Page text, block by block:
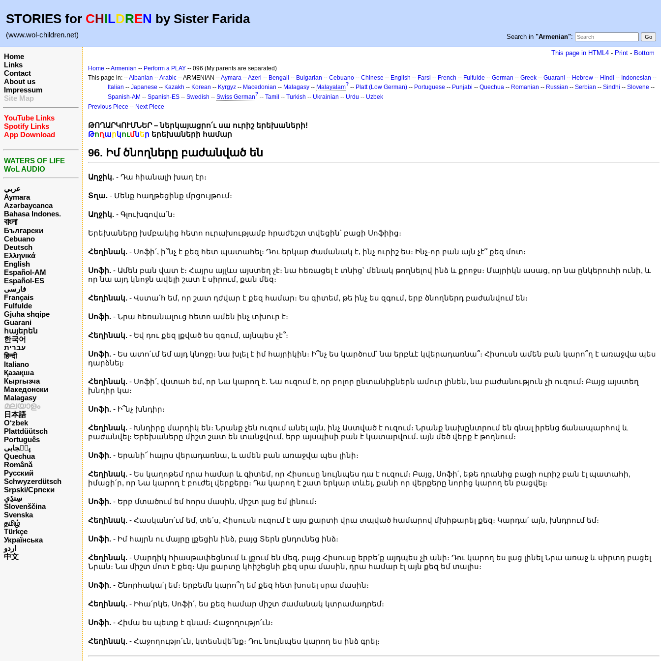
STORIES for CHILDREN by Sister Farida
(www.wol-children.net) Search in "Armenian":
Home
Links
Contact
About us
Impressum
Site Map
YouTube Links
Spotify Links
App Download
WATERS OF LIFE
WoL AUDIO
عربي
Aymara
Azərbaycanca
Bahasa Indones.
বাংলা
Български
Cebuano
Deutsch
Ελληνικά
English
Español-AM
Español-ES
فارسی
Français
Fulfulde
Gjuha shqipe
Guarani
հայերեն
한국어
עברית
हिन्दी
Italiano
Қазақша
Кыргызча
Македонски
Malagasy
മലയാളം
日本語
O‘zbek
Plattdüütsch
Português
پن٘جابی
Quechua
Română
Русский
Schwyzerdütsch
Srpski/Српски
Slovenščina
Svenska
தமிழ்
Türkçe
Українська
اردو
中文
This page in HTML4 - Print - Bottom
Home --Armenian -- Perform a PLAY -- 096 (My parents are separated)
This page in: --Albanian --Arabic -- ARMENIAN --Aymara --Azeri -- Bengali -- Bulgarian -- Cebuano -- Chinese -- English -- Farsi -- French -- Fulfulde -- German -- Greek -- Guarani -- Hebrew -- Hindi -- Indonesian --
Italian -- Japanese -- Kazakh -- Korean -- Kyrgyz -- Macedonian -- Malagasy -- Malayalam? -- Platt (Low German) -- Portuguese -- Punjabi -- Quechua -- Romanian -- Russian -- Serbian -- Sindhi -- Slovene --
Spanish-AM -- Spanish-ES -- Swedish -- Swiss German? -- Tamil -- Turkish -- Ukrainian -- Urdu -- Uzbek
Previous Piece -- Next Piece
ԹՈՂԱՐԿՈՒՄՆԵՐ – ներկայացրո՛ւ սա ուրիշ երեխաների!
Թողարկումներ երեխաների համար
96. Իմ ծնողները բաժանված են
Աղջիկ. - Դա հիանալի խաղ էր։
Տղա. - Մենք հաղթեցինք մրցույթում։
Աղջիկ. - Գլուխգովա՛ն։
Երեխաները խմբակից հետո ուրախությամբ հրաժեշտ տվեցին՝ բացի Սոֆիից։
Հեղինակ. - Սոֆի՛, ի՞նչ է քեզ հետ պատահել։ Դու երկար ժամանակ է, ինչ ուրիշ ես։ Ինչ-որ բան այն չէ՞ քեզ մոտ։
Սոֆի. - Ամեն բան վատ է։ Հայրս այլևս այստեղ չէ։ նա հեռացել է տնից՝ մենակ թողնելով ինձ և քրոջս։ Մայրիկն ասաց, որ նա ընկերուհի ունի, և
որ նա այդ կնոջն ավելի շատ է սիրում, քան մեզ։
Հեղինակ. - Վստա՛հ եմ, որ շատ դժվար է քեզ համար։ Ես գիտեմ, թե ինչ ես զգում, երբ ծնողներդ բաժանվում են։
Սոֆի. - Նրա հեռանալուց հետո ամեն ինչ տխուր է։
Հեղինակ. - Եվ դու քեզ լքված ես զգում, այնպես չէ՞։
Սոֆի. - Ես ատո՛ւմ եմ այդ կնոջը։ նա խլել է իմ հայրիկին։ Ի՞նչ ես կարծում՝ նա երբևէ կվերադառնա՞։ Հիսուսն ամեն բան կարո՞ղ է առաջվա պես
դարձնել։
Հեղինակ. - Սոֆի՛, վստահ եմ, որ Նա կարող է. Նա ուզում է, որ բոլոր ընտանիքներն ամուր լինեն, նա բաժանություն չի ուզում։ Բայց այստեղ
խնդիր կա։
Սոֆի. - Ի՞նչ խնդիր։
Հեղինակ. - Խնդիրը մարդիկ են։ Նրանք չեն ուզում անել այն, ինչ Աստված է ուզում։ Նրանք նախընտրում են գնալ իրենց ճանապարհով և
բաժանվել։ Երեխաները միշտ շատ են տանջվում, երբ այսպիսի բան է կատարվում. այն մեծ վերք է թողնում։
Սոֆի. - Երանի՜ հայրս վերադառնա, և ամեն բան առաջվա պես լինի։
Հեղինակ. - Ես կաղոթեմ դրա համար և գիտեմ, որ Հիսուսը նույնպես դա է ուզում։ Բայց, Սոֆի՛, եթե դրանից բացի ուրիշ բան էլ պատահի,
իմացի՛ր, որ Նա կարող է բուժել վերքերը։ Դա կարող է շատ երկար տևել, քանի որ վերքերը նորից կարող են բացվել։
Սոֆի. - Երբ մտածում եմ հորս մասին, միշտ լաց եմ լինում։
Հեղինակ. - Հասկանո՛ւմ եմ, տե՛ս, Հիսուսն ուզում է այս քարտի վրա տպված համարով մխիթարել քեզ։ Կարդա՛ այն, խնդրում եմ։
Սոֆի. - Իմ հայրն ու մայրը լքեցին ինձ, բայց Տերն ընդունեց ինձ։
Հեղինակ. - Մարդիկ հիասթափեցնում և լքում են մեզ, բայց Հիսուսը երբե՛ք այդպես չի անի։ Դու կարող ես լաց լինել Նրա առաջ և սիրտդ բացել
Նրան։ Նա միշտ մոտ է քեզ։ Այս քարտը կհիշեցնի քեզ սրա մասին, դրա համար էլ այն քեզ եմ տալիս։
Սոֆի. - Շնորհակա՛լ եմ։ Երբեմն կարո՞ղ եմ քեզ հետ խոսել սրա մասին։
Հեղինակ. - Իհա՛րկե, Սոֆի՛, ես քեզ համար միշտ ժամանակ կտրամադրեմ։
Սոֆի. - Հիմա ես պետք է գնամ։ Հաջողությո՛ւն։
Հեղինակ. - Հաջողությո՛ւն, կտեսնվե՛նք։ Դու նույնպես կարող ես ինձ գրել։